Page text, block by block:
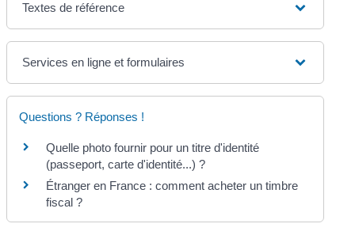
Textes de référence
Services en ligne et formulaires
Questions ? Réponses !
Quelle photo fournir pour un titre d'identité
(passeport, carte d'identité...) ?
Étranger en France : comment acheter un timbre
fiscal ?